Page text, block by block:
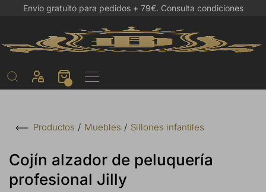
Envío gratuito para pedidos + 79€. Consulta condiciones
Productos Muebles Sillones infantiles
Cojín alzador de peluquería
profesional Jilly